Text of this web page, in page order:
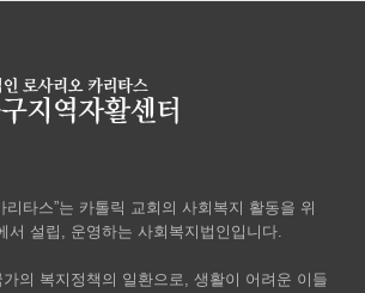
리타스”는 카톨릭 교회의 사회복지 활동을 위
서 설립, 운영하는 사회복지법인입니다.
가의 복지정책의 일환으로, 생활이 어려운 이들